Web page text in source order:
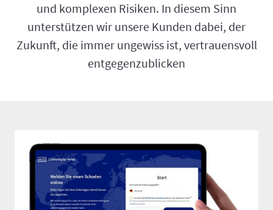
und komplexen Risiken. In diesem Sinn
unterstützen wir unsere Kunden dabei, der
Zukunft, die immer ungewiss ist, vertrauensvoll
entgegenzublicken